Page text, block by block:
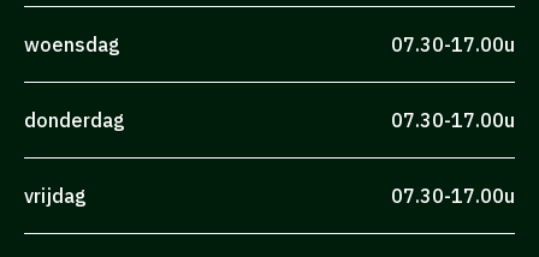
woensdag 07.30-17.00u
donderdag 07.30-17.00u
vrijdag 07.30-17.00u